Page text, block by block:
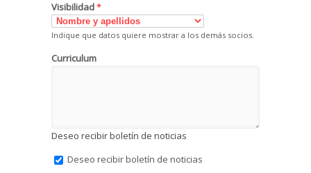
Visibilidad*
Indique que datos quiere mostrar a los demás socios.
Curriculum
Deseo recibir boletín de noticias
Deseo recibir boletín de noticias